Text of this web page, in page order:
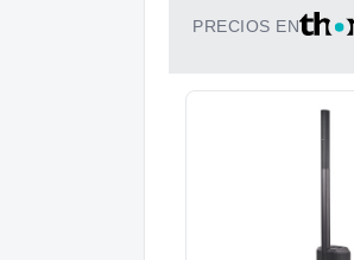
PRECIOS EN